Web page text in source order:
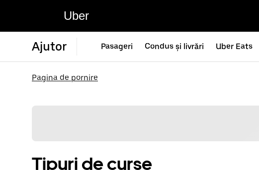
Uber
Ajutor Pasageri Condus și livrări Uber Eats
Pagina de pornire
Tipuri de curse